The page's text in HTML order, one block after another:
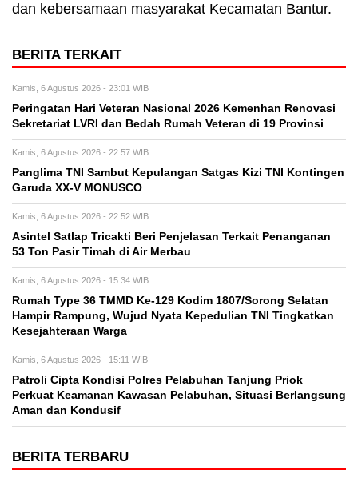
dan kebersamaan masyarakat Kecamatan Bantur.
BERITA TERKAIT
Kamis, 6 Agustus 2026 - 23:01 WIB
Peringatan Hari Veteran Nasional 2026 Kemenhan Renovasi
Sekretariat LVRI dan Bedah Rumah Veteran di 19 Provinsi
Kamis, 6 Agustus 2026 - 22:57 WIB
Panglima TNI Sambut Kepulangan Satgas Kizi TNI Kontingen
Garuda XX-V MONUSCO
Kamis, 6 Agustus 2026 - 22:52 WIB
Asintel Satlap Tricakti Beri Penjelasan Terkait Penanganan
53 Ton Pasir Timah di Air Merbau
Kamis, 6 Agustus 2026 - 15:34 WIB
Rumah Type 36 TMMD Ke-129 Kodim 1807/Sorong Selatan
Hampir Rampung, Wujud Nyata Kepedulian TNI Tingkatkan
Kesejahteraan Warga
Kamis, 6 Agustus 2026 - 15:11 WIB
Patroli Cipta Kondisi Polres Pelabuhan Tanjung Priok
Perkuat Keamanan Kawasan Pelabuhan, Situasi Berlangsung
Aman dan Kondusif
BERITA TERBARU